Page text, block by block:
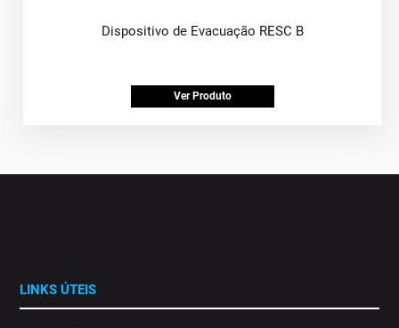
Dispositivo de Evacuação RESC B
Ver Produto
LINKS ÚTEIS